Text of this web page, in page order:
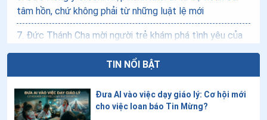
tâm hồn, chứ không phải từ những luật lệ mới
7 Đức Thánh Cha mời người trẻ khám phá tình yêu của
luật buộc tham gia trợ tử
9.Các Giáo hội hoàn vũ: Giáo hội phải trở thành người xây
TIN NỔI BẬT
Đưa AI vào việc dạy giáo lý: Cơ hội mới
cho việc loan báo Tin Mừng?